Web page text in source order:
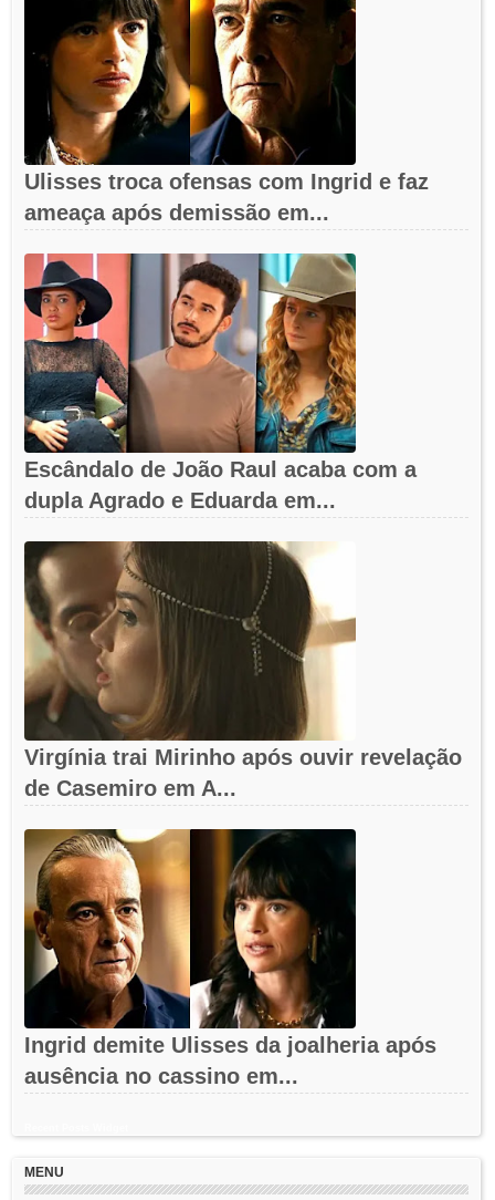
Ulisses troca ofensas com Ingrid e faz
ameaça após demissão em...
Escândalo de João Raul acaba com a
dupla Agrado e Eduarda em...
Virgínia trai Mirinho após ouvir revelação
de Casemiro em A...
Ingrid demite Ulisses da joalheria após
ausência no cassino em...
MENU